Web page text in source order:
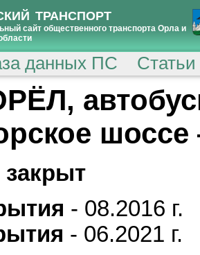
ТРАНСПОРТ
сайт общественного транспорта Орла и
данных ПС
- 08.2016 г.
- 06.2021 г.